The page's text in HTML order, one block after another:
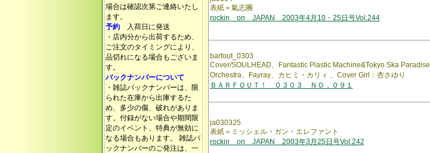
場合は確認次第ご連絡いたし
ます。
予約 入荷日に発送
・店内分から出荷するため、
ご注文のタイミングにより、
品切れになる場合もございま
す。
バックナンバーについて
・雑誌バックナンバーは、限
られた在庫から出庫するた
め、多少の傷、破れがありま
す。付録がない場合や期間限
定のイベント、特典が無効に
なる場合もあります。 雑誌バ
ックナンバーのご発注は、一
表紙＝氣志團
rockin on JAPAN 2003年4月10・25日号Vol.244
barfout_0303
Cover/SOULHEAD、Fantastic Plastic Machine&Tokyo Ska Paradise
Orchestra、Fayray、カヒミ・カリィ 、Cover Girl：杏さゆり
ＢＡＲＦＯＵＴ！ ０３０３ ＮＯ．０９１
ja030325
表紙＝ミッシェル・ガン・エレファント
rockin on JAPAN 2003年3月25日号Vol.242